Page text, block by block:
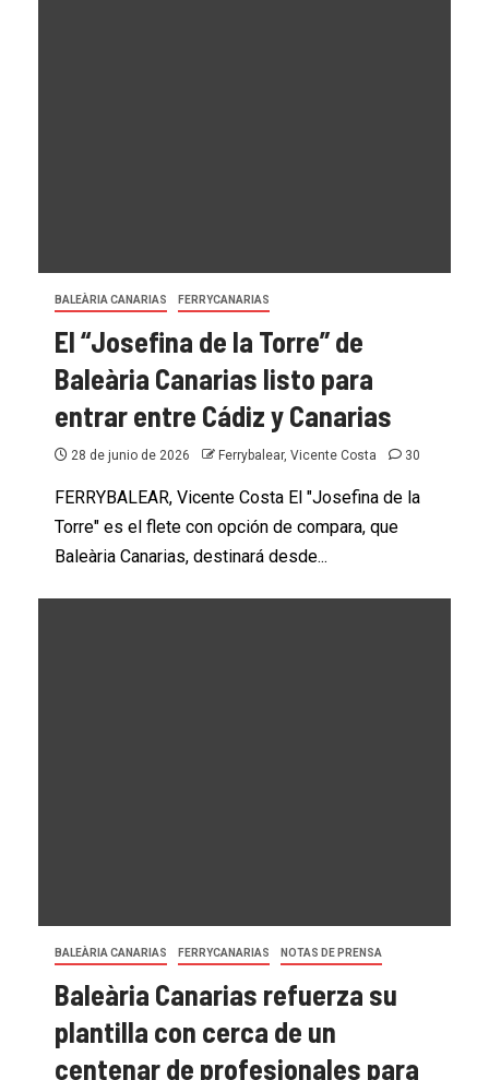
FERRYBALEAR MENORCA LINES BY TRASMAPI NOTAS DE PRENSA
Menorca Lines primera naviera de
alta velocidad que se conecta a la
toma eléctrica del puerto de Alcúdia
BALEÀRIA CANARIAS FERRYCANARIAS
El “Josefina de la Torre” de
Baleària Canarias listo para
entrar entre Cádiz y Canarias
28 de junio de 2026 Ferrybalear, Vicente Costa 30
FERRYBALEAR, Vicente Costa El "Josefina de la
Torre" es el flete con opción de compara, que
Baleària Canarias, destinará desde...
BALEÀRIA CANARIAS FERRYCANARIAS NOTAS DE PRENSA
Baleària Canarias refuerza su
plantilla con cerca de un
centenar de profesionales para